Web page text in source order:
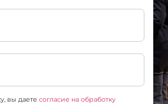
вы даете согласие на обработку